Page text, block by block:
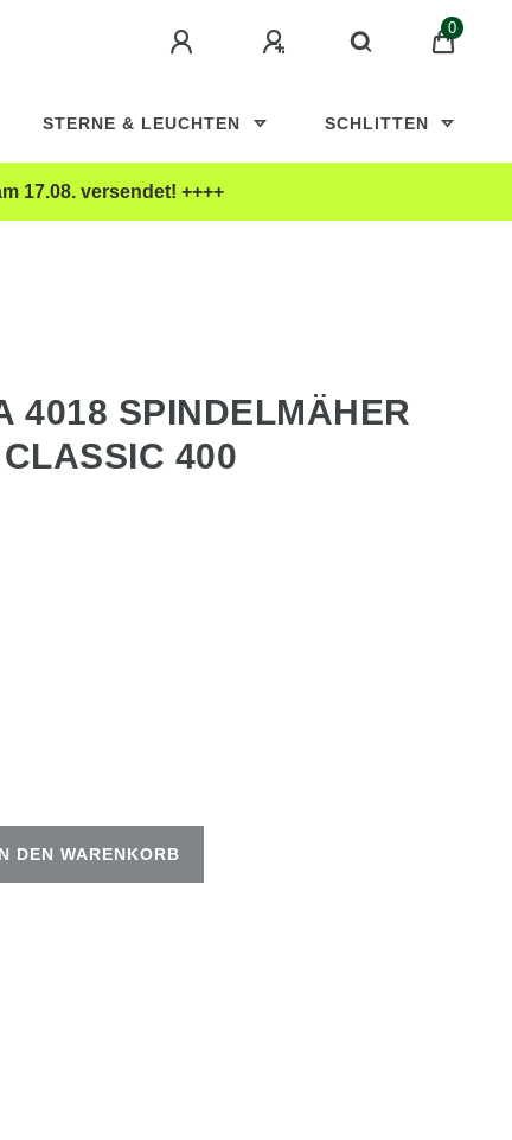
0
STERNE & LEUCHTEN SCHLITTEN
17.08. versendet! ++++
4018 SPINDELMÄHER
CLASSIC 400
DEN WARENKORB